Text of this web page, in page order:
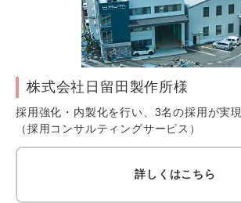
株式会社日留田製作所様
採用強化・内製化を行い、3名の採用が実現
（採用コンサルティングサービス）
詳しくはこちら